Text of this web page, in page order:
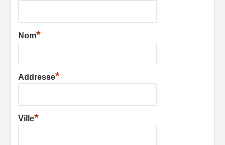
Nom*
Addresse*
Ville*